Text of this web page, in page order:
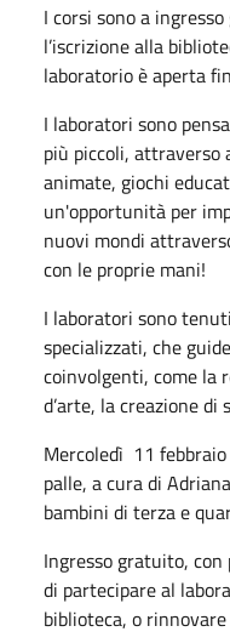
I corsi sono a
l’iscrizione alla
laboratorio è aperta
I laboratori sono
più piccoli,
animate, giochi
un'opportunità per
nuovi mondi
con le proprie mani!
I laboratori sono
specializzati, che
coinvolgenti, come la
d’arte, la creazione di
Mercoledì 11
palle, a cura di
bambini di terza e
Ingresso gratuito,
di partecipare al
biblioteca, o